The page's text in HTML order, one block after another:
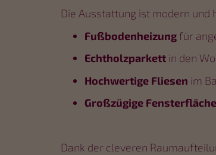
Die Ausstattung ist modern und
Fußbodenheizung für
Echtholzparkett in den
Hochwertige Fliesen im
Großzügige
Dank der cleveren